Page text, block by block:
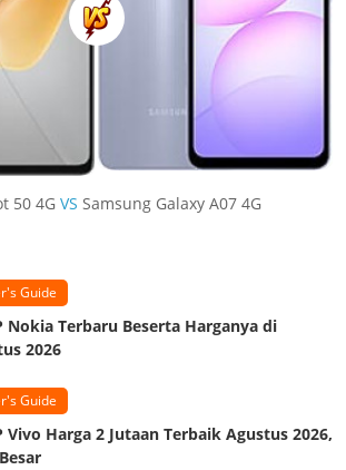
50 4G VS Samsung Galaxy A07 4G
Guide
Nokia Terbaru Beserta Harganya di
2026
Guide
Vivo Harga 2 Jutaan Terbaik Agustus 2026,